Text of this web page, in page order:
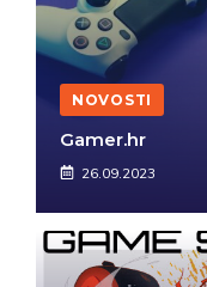
NOVOSTI
Gamer.hr
26.09.2023